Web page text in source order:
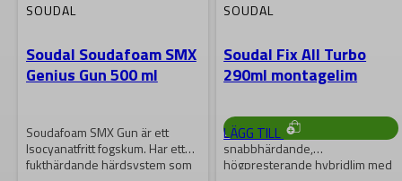
865kr
LÄGG TILL
SOUDAL
Soudal Soudafoam SMX
Genius Gun 500 ml
Soudafoam SMX Gun är ett
Isocyanatfritt fogskum. Har ett
fukthärdande härdsystem som
SOUDAL
Soudal Fix All Turbo
290ml montagelim
Soudal Fix ALL Turbo är ett
snabbhärdande,
högpresterande hybridlim med